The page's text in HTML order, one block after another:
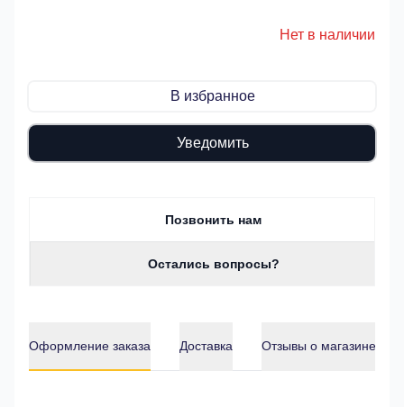
Нет в наличии
В избранное
Уведомить
Позвонить нам
Остались вопросы?
Оформление заказа Доставка Отзывы о магазине